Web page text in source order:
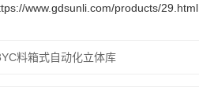
www.gdsunli.com/products/29.html
料箱式自动化立体库